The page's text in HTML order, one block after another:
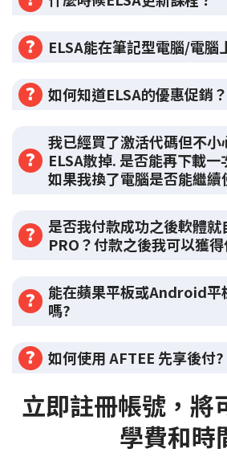
ELSA能在筆記型電腦/電腦
如何知道ELSA的優惠促銷？
我已經買了激活代碼但不小
ELSA散掉. 是否能再下載一
如果我換了電腦是否能繼續
是否我付款成功之後軟體
PRO？付款之後我可以獲得
能在蘋果平板或Android平
嗎?
如何使用 AFTEE 先享後付?
立即註冊帳號，將
學費和時